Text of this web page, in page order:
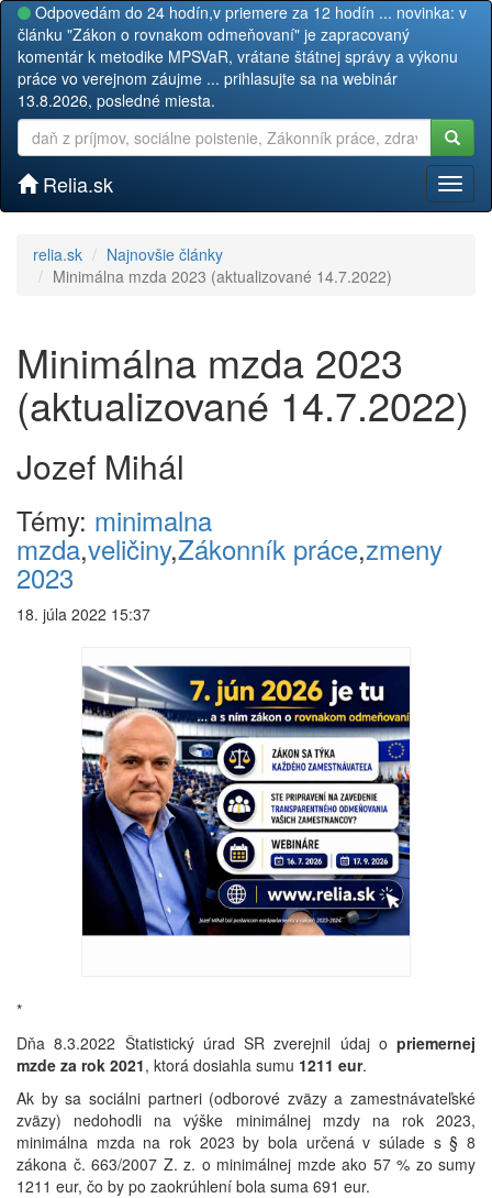
Odpovedám do 24 hodín,v priemere za 12 hodín ... novinka: v
článku "Zákon o rovnakom odmeňovaní" je zapracovaný
komentár k metodike MPSVaR, vrátane štátnej správy a výkonu
práce vo verejnom záujme ... prihlasujte sa na webinár
13.8.2026, posledné miesta.
Relia.sk
relia.sk
Najnovšie články
Minimálna mzda 2023 (aktualizované 14.7.2022)
Minimálna mzda 2023
(aktualizované 14.7.2022)
Jozef Mihál
Témy: minimalna
mzda,veličiny,Zákonník práce,zmeny
2023
18. júla 2022 15:37
*
Dňa 8.3.2022 Štatistický úrad SR zverejnil údaj o priemernej
mzde za rok 2021, ktorá dosiahla sumu 1211 eur.
Ak by sa sociálni partneri (odborové zväzy a zamestnávateľské
zväzy) nedohodli na výške minimálnej mzdy na rok 2023,
minimálna mzda na rok 2023 by bola určená v súlade s § 8
zákona č. 663/2007 Z. z. o minimálnej mzde ako 57 % zo sumy
1211 eur, čo by po zaokrúhlení bola suma 691 eur.